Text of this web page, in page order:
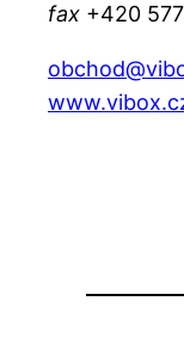
fax +420